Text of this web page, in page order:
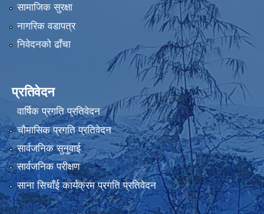
सामाजिक सुरक्षा
नागरिक वडापत्र
निवेदनको ढाँचा
प्रतिवेदन
वार्षिक प्रगति प्रतिवेदन
चौमासिक प्रगति प्रतिवेदन
सार्वजनिक सुनुवाई
सार्वजनिक परीक्षण
साना सिचाँई कार्यक्रम प्रगति प्रतिवेदन